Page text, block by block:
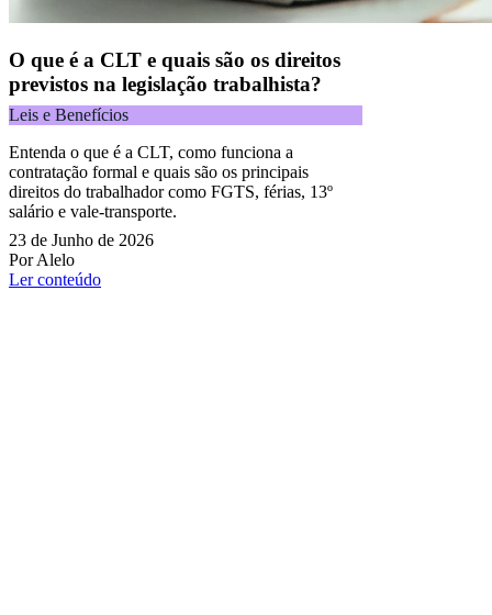
O que é a CLT e quais são os direitos
previstos na legislação trabalhista?
Leis e Benefícios
Entenda o que é a CLT, como funciona a
contratação formal e quais são os principais
direitos do trabalhador como FGTS, férias, 13º
salário e vale-transporte.
23 de Junho de 2026
Por Alelo
Ler conteúdo